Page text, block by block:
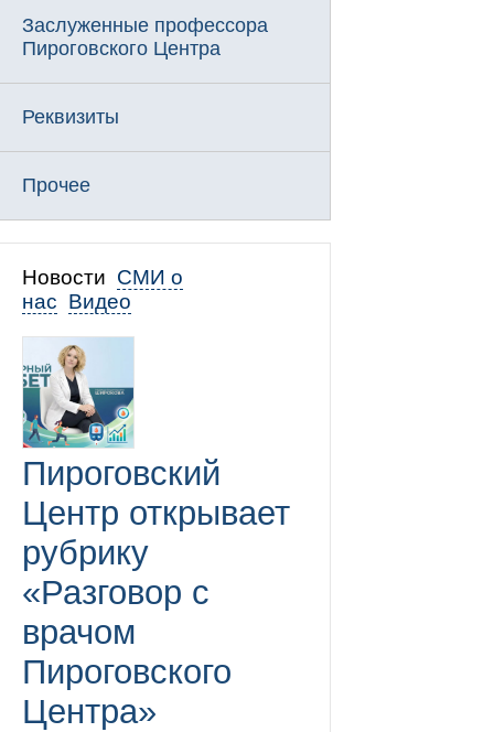
Заслуженные профессора
Пироговского Центра
Реквизиты
Прочее
Новости СМИ о
нас Видео
Пироговский
Центр открывает
рубрику
«Разговор с
врачом
Пироговского
Центра»